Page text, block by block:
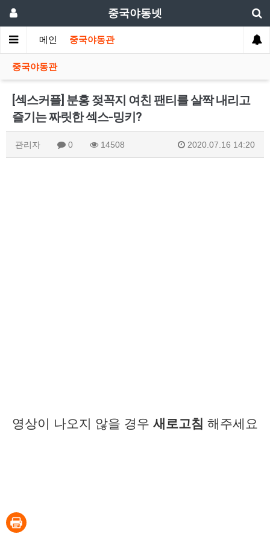
중국야동넷
메인 중국야동관
중국야동관
[섹스커플] 분홍 젖꼭지 여친 팬티를 살짝 내리고
즐기는 짜릿한 섹스-밍키?
관리자 0 14508 2020.07.16 14:20
영상이 나오지 않을 경우 새로고침 해주세요